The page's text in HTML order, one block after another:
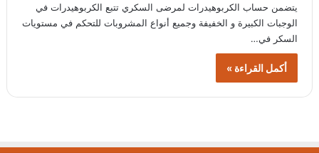
يتضمن حساب الكربوهيدرات لمرضى السكري تتبع الكربوهيدرات في
الوجبات الكبيرة و الخفيفة وجميع أنواع المشروبات للتحكم في مستويات
السكر في…
أكمل القراءة »